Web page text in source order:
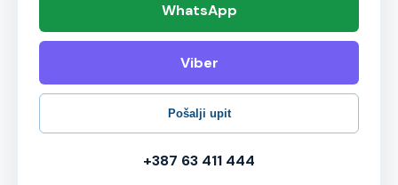
WhatsApp
Viber
Pošalji upit
+387 63 411 444